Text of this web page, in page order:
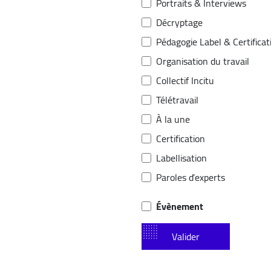
Décryptage
Pédagogie Label &
Organisation du travail
Collectif Incitu
Télétravail
À la une
Certification
Labellisation
Paroles d’experts
Évènement
Valider